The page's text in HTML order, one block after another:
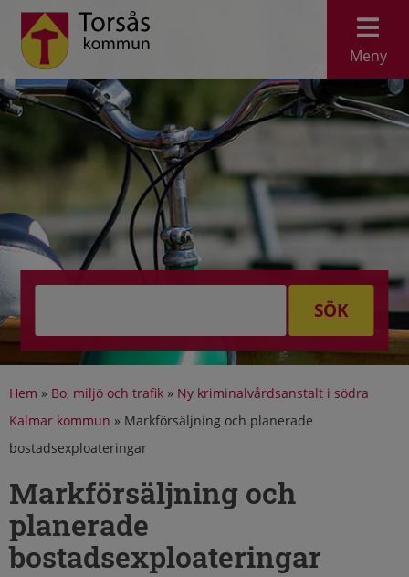
Meny
SÖK
Hem » Bo, miljö och trafik » Ny kriminalvårdsanstalt i södra
Kalmar kommun » Markförsäljning och planerade
bostadsexploateringar
Markförsäljning och
planerade
bostadsexploateringar